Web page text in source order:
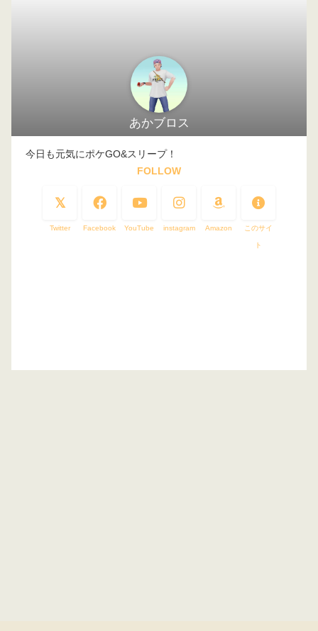
あかブロス
今日も元気にポケGO&スリープ！
FOLLOW
Twitter Facebook YouTube instagram Amazon このサイ
ト